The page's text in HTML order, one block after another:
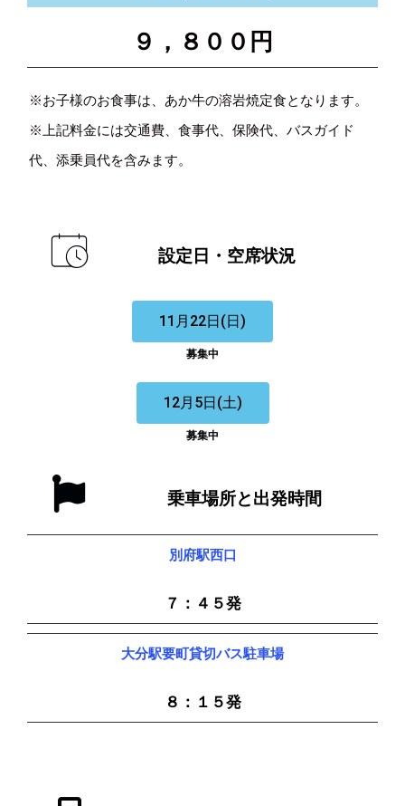
９，８００円
※お子様のお食事は、あか牛の溶岩焼定食となります。
※上記料金には交通費、食事代、保険代、バスガイド
代、添乗員代を含みます。
設定日・空席状況
11月22日(日)
募集中
12月5日(土)
募集中
乗車場所と出発時間
別府駅西口
７：４５発
大分駅要町貸切バス駐車場
８：１５発